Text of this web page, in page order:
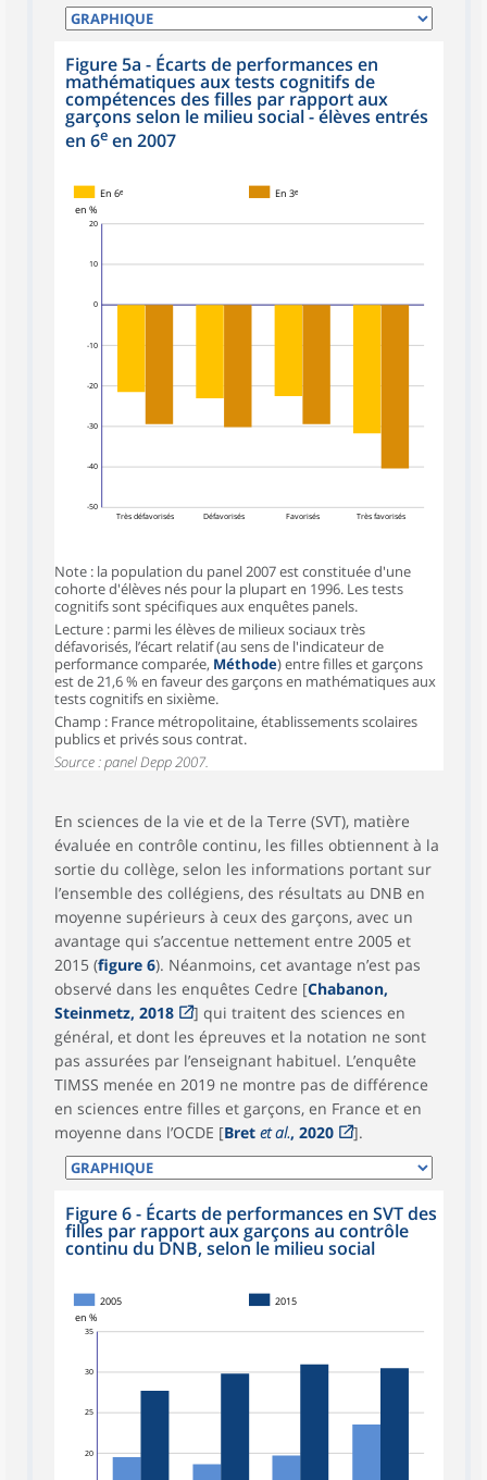
Figure 5a - Écarts de performances en
mathématiques aux tests cognitifs de
compétences des filles par rapport aux
garçons selon le milieu social - élèves entrés
en 6e en 2007
0
10
20
-10
-20
-30
-40
-50
en %
Très défavorisés Défavorisés Favorisés Très favorisés
En 6ᵉ En 3ᵉ
Note : la population du panel 2007 est constituée d'une
cohorte d'élèves nés pour la plupart en 1996. Les tests
cognitifs sont spécifiques aux enquêtes panels.
Lecture : parmi les élèves de milieux sociaux très
défavorisés, l’écart relatif (au sens de l'indicateur de
performance comparée, Méthode) entre filles et garçons
est de 21,6 % en faveur des garçons en mathématiques aux
tests cognitifs en sixième.
Champ : France métropolitaine, établissements scolaires
publics et privés sous contrat.
Source : panel Depp 2007.
En sciences de la vie et de la Terre (SVT), matière
évaluée en contrôle continu, les filles obtiennent à la
sortie du collège, selon les informations portant sur
l’ensemble des collégiens, des résultats au DNB en
moyenne supérieurs à ceux des garçons, avec un
avantage qui s’accentue nettement entre 2005 et
2015 (figure 6). Néanmoins, cet avantage n’est pas
observé dans les enquêtes Cedre [Chabanon,
Steinmetz, 2018
] qui traitent des sciences en
général, et dont les épreuves et la notation ne sont
pas assurées par l’enseignant habituel. L’enquête
TIMSS menée en 2019 ne montre pas de différence
en sciences entre filles et garçons, en France et en
moyenne dans l’OCDE [Bret et al., 2020 ].
Figure 6 - Écarts de performances en SVT des
filles par rapport aux garçons au contrôle
continu du DNB, selon le milieu social
20
25
30
35
en %
2005 2015